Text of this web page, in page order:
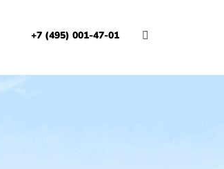
+7 (495) 001-47-01